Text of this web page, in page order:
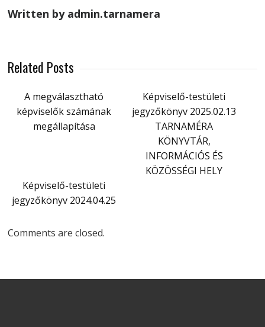
Written by admin.tarnamera
Related Posts
A megválasztható
képviselők számának
megállapítása
Képviselő-testületi
jegyzőkönyv 2025.02.13
TARNAMÉRA
KÖNYVTÁR,
INFORMÁCIÓS ÉS
KÖZÖSSÉGI HELY
Képviselő-testületi
jegyzőkönyv 2024.04.25
Comments are closed.